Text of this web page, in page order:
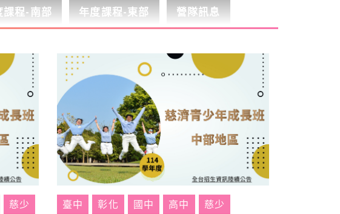
課程-南部 年度課程-東部 營隊訊息
慈少 臺中 彰化 國中 高中 慈少